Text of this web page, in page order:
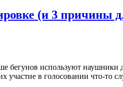
(и 3 причины
бегунов используют наушники
в голосовании что-то